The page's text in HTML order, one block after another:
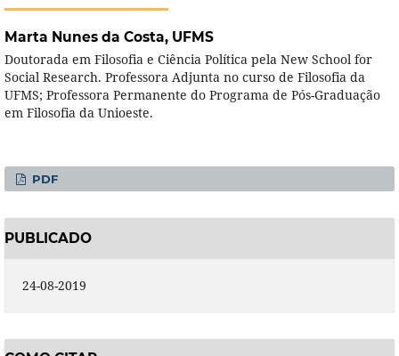
Marta Nunes da Costa, UFMS
Doutorada em Filosofia e Ciência Política pela New School for
Social Research. Professora Adjunta no curso de Filosofia da
UFMS; Professora Permanente do Programa de Pós-Graduação
em Filosofia da Unioeste.
PDF
PUBLICADO
24-08-2019